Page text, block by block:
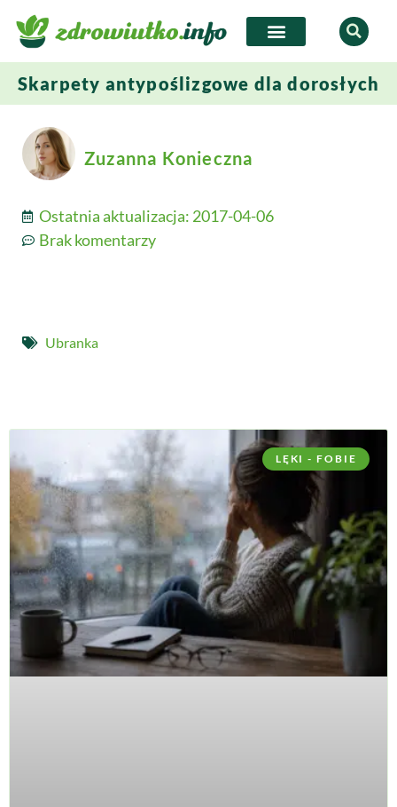
Skarpety antypoślizgowe dla dorosłych
Zuzanna Konieczna
Ostatnia aktualizacja: 2017-04-06
Brak komentarzy
Ubranka
LĘKI - FOBIE